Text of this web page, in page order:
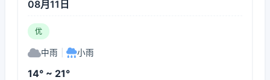
08月11日
优
中雨 小雨
14° ~ 21°